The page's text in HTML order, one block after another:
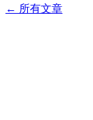
← 所有文章